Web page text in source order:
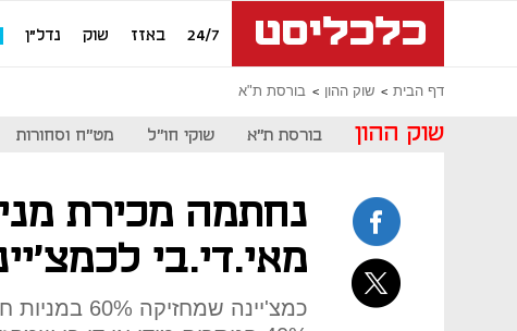
24/7 באזז שוק נדל"ן
דף הבית שוק ההון בורסת ת"א
שוק ההון בורסת ת"א שוקי חו"ל מט"ח וסחורות
נחתמה מכירת
מאי.די.בי
כמצ'יינה